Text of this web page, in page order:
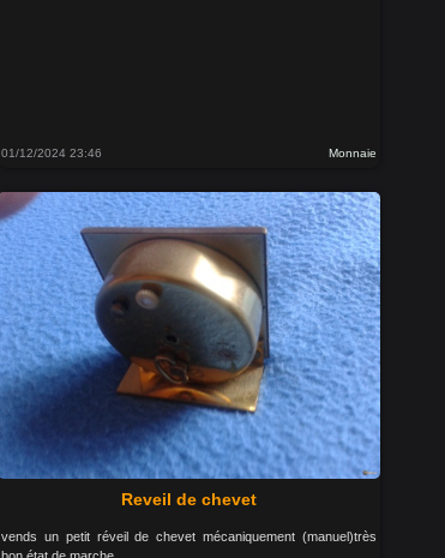
01/12/2024 23:46 Monnaie
Reveil de chevet
vends un petit réveil de chevet mécaniquement (manuel)très